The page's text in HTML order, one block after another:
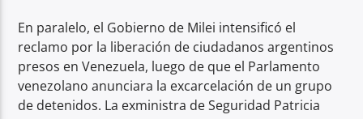
En paralelo, el Gobierno de Milei intensificó el
reclamo por la liberación de ciudadanos argentinos
presos en Venezuela, luego de que el Parlamento
venezolano anunciara la excarcelación de un grupo
de detenidos. La exministra de Seguridad Patricia